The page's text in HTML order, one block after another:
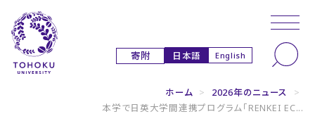
寄附 日本語 English
ホーム > 2026年のニュース
>
本学で日英大学間連携プログラム「RENKEI EC...